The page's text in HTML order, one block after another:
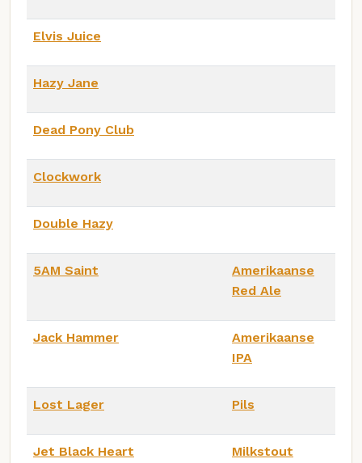
Elvis Juice
Hazy Jane
Dead Pony Club
Clockwork
Double Hazy
5AM Saint
Amerikaanse
Red Ale
Jack Hammer
Amerikaanse
IPA
Lost Lager Pils
Jet Black Heart Milkstout